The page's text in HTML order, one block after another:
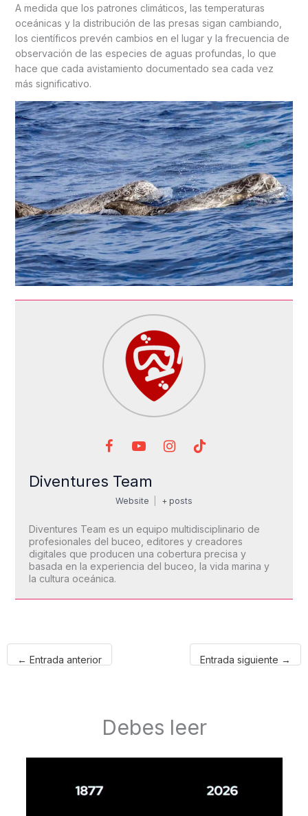
A medida que los patrones climáticos, las temperaturas
oceánicas y la distribución de las presas sigan cambiando,
los científicos prevén cambios en el lugar y la frecuencia de
observación de las especies de aguas profundas, lo que
hace que cada avistamiento documentado sea cada vez
más significativo.
Diventures Team
Website + posts
Diventures Team es un equipo multidisciplinario de
profesionales del buceo, editores y creadores
digitales que producen una cobertura precisa y
basada en la experiencia del buceo, la vida marina y
la cultura oceánica.
← Entrada anterior Entrada siguiente →
Debes leer